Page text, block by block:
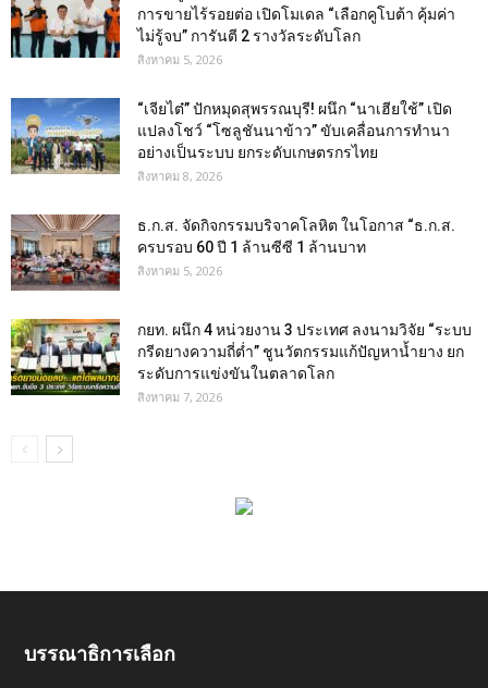
การขายไร้รอยต่อ เปิดโมเดล “เลือกคูโบต้า คุ้มค่า
ไม่รู้จบ” การันตี 2 รางวัลระดับโลก
สิงหาคม 5, 2026
“เจียไต๋” ปักหมุดสุพรรณบุรี! ผนึก “นาเฮียใช้” เปิด
แปลงโชว์ “โซลูชันนาข้าว” ขับเคลื่อนการทำนา
อย่างเป็นระบบ ยกระดับเกษตรกรไทย
สิงหาคม 8, 2026
ธ.ก.ส. จัดกิจกรรมบริจาคโลหิต ในโอกาส “ธ.ก.ส.
ครบรอบ 60 ปี 1 ล้านซีซี 1 ล้านบาท
สิงหาคม 5, 2026
กยท. ผนึก 4 หน่วยงาน 3 ประเทศ ลงนามวิจัย “ระบบ
กรีดยางความถี่ต่ำ” ชูนวัตกรรมแก้ปัญหาน้ำยาง ยก
ระดับการแข่งขันในตลาดโลก
สิงหาคม 7, 2026
บรรณาธิการเลือก